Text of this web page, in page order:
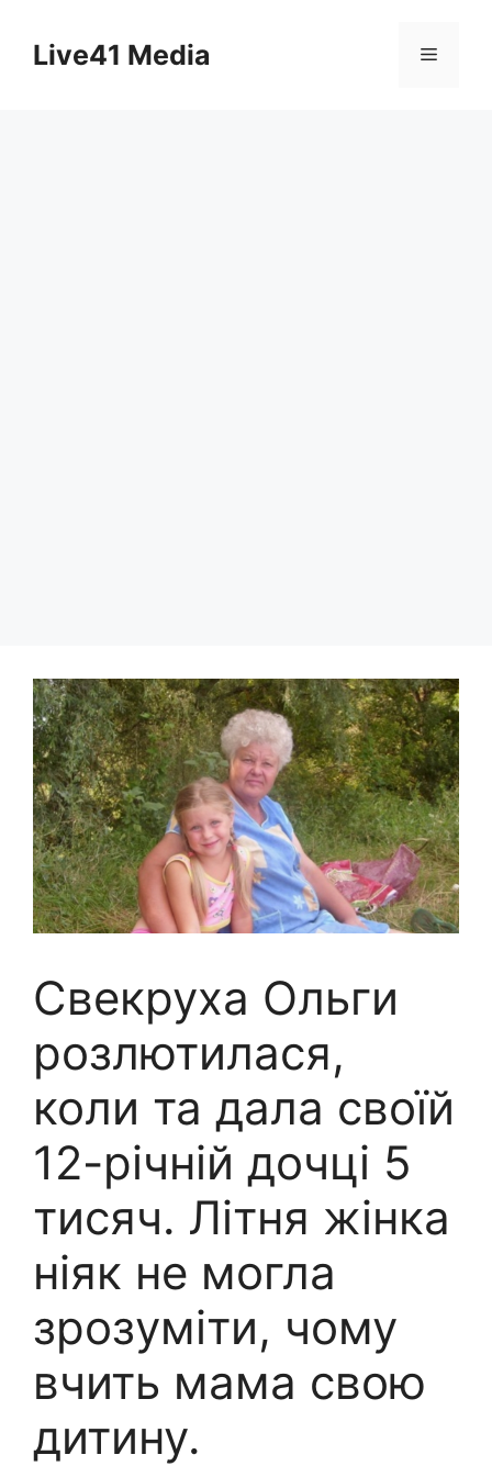
contentLive41 Media Menu
Свекруха Ольги
розлютилася,
коли та дала своїй
12-річній дочці 5
тисяч. Літня жінка
ніяк не могла
зрозуміти, чому
вчить мама свою
дитину.